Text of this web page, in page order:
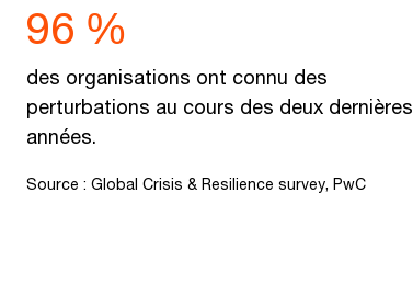
96 %
des organisations ont connu des
perturbations au cours des deux dernières
années.
Source :Global Crisis & Resilience survey, PwC